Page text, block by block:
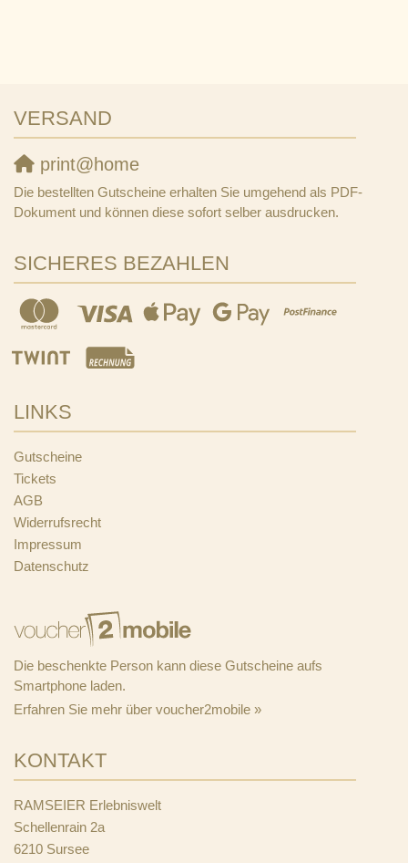
VERSAND
print@home
Die bestellten Gutscheine erhalten Sie umgehend als PDF-
Dokument und können diese sofort selber ausdrucken.
SICHERES BEZAHLEN
LINKS
Gutscheine
Tickets
AGB
Widerrufsrecht
Impressum
Datenschutz
Die beschenkte Person kann diese Gutscheine aufs
Smartphone laden.
Erfahren Sie mehr über voucher2mobile »
KONTAKT
RAMSEIER Erlebniswelt
Schellenrain 2a
6210 Sursee